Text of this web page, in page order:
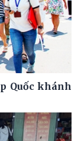
Quốc khánh